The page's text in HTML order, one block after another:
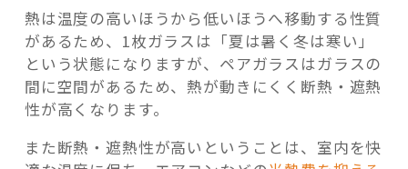
熱は温度の高いほうから低いほうへ移動する性質
があるため、1枚ガラスは「夏は暑く冬は寒い」
という状態になりますが、ペアガラスはガラスの
間に空間があるため、熱が動きにくく断熱・遮熱
性が高くなります。
また断熱・遮熱性が高いということは、室内を快